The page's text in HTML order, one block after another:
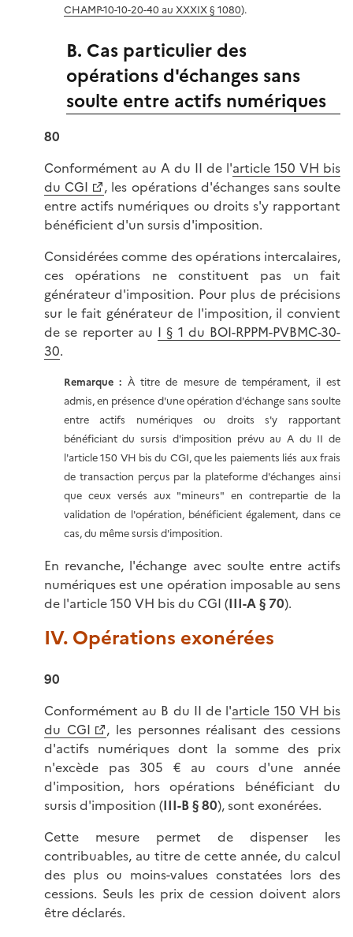
CHAMP-10-10-20-40 au XXXIX § 1080).
B. Cas particulier des
opérations d'échanges sans
soulte entre actifs numériques
80
Conformément au A du II de l'article 150 VH bis
du CGI
, les opérations d'échanges sans soulte
entre actifs numériques ou droits s'y rapportant
bénéficient d'un sursis d'imposition.
Considérées comme des opérations intercalaires,
ces opérations ne constituent pas un fait
générateur d'imposition. Pour plus de précisions
sur le fait générateur de l'imposition, il convient
de se reporter au I § 1 du BOI-RPPM-PVBMC-30-
30.
Remarque : À titre de mesure de tempérament, il est
admis, en présence d'une opération d'échange sans soulte
entre actifs numériques ou droits s'y rapportant
bénéficiant du sursis d'imposition prévu au A du II de
l'article 150 VH bis du CGI, que les paiements liés aux frais
de transaction perçus par la plateforme d'échanges ainsi
que ceux versés aux "mineurs" en contrepartie de la
validation de l'opération, bénéficient également, dans ce
cas, du même sursis d'imposition.
En revanche, l'échange avec soulte entre actifs
numériques est une opération imposable au sens
de l'article 150 VH bis du CGI (III-A § 70).
IV. Opérations exonérées
90
Conformément au B du II de l'article 150 VH bis
du CGI
, les personnes réalisant des cessions
d'actifs numériques dont la somme des prix
n'excède pas 305 € au cours d'une année
d'imposition, hors opérations bénéficiant du
sursis d'imposition (III-B § 80), sont exonérées.
Cette mesure permet de dispenser les
contribuables, au titre de cette année, du calcul
des plus ou moins-values constatées lors des
cessions. Seuls les prix de cession doivent alors
être déclarés.